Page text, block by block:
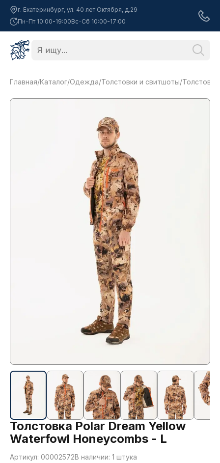
г. Екатеринбург, ул. 40 лет Октября, д.29
Пн-Пт 10:00-19:00Вс-Сб 10:00-17:00
Главная/Каталог/Одежда/Толстовки и свитшоты/
Толстовка Polar Dream Yellow
Waterfowl Honeycombs - L
Артикул: 00002572В наличии: 1 штука